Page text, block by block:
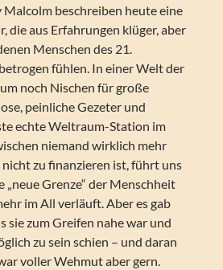
Malcolm beschreiben heute eine
die aus Erfahrungen klüger, aber
Menschen des 21.
fühlen. In einer Welt der
noch Nischen für große
peinliche Gezeter und
echte Weltraum-Station im
niemand wirklich mehr
nicht zu finanzieren ist, führt uns
„neue Grenze“ der Menschheit
im All verläuft. Aber es gab
sie zum Greifen nahe war und
zu sein schien – und daran
voller Wehmut aber gern.